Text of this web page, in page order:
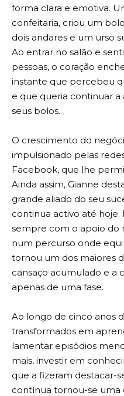
forma clara e emotiva.
confeitaria, criou um
dois andares e um urso
Ao entrar no salão e
pessoas, o coração
instante que percebeu
e que queria continuar a
seus bolos.
O crescimento do
impulsionado pelas
Facebook, que lhe
Ainda assim, Gianne
grande aliado do seu
continua activo até
sempre com o apoio do
num percurso onde
tornou um dos maiores
cansaço acumulado e a
apenas de uma fase.
Ao longo de cinco anos
transformados em
lamentar episódios
mais, investir em
que a fizeram destacar-
contínua tornou-se uma